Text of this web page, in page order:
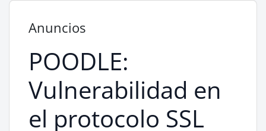
Anuncios
POODLE:
Vulnerabilidad en
el protocolo SSL